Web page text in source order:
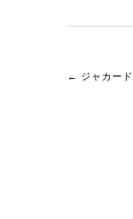
← ジャカー